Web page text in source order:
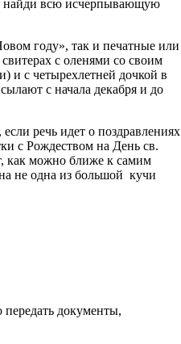
найди всю исчерпывающую
году», так и печатные или
с оленями со своим
с четырехлетней дочкой в
с начала декабря и до
речь идет о поздравлениях
с Рождеством на День св.
как можно ближе к самим
не одна из большой кучи
документы,